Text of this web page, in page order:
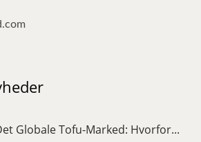
Globale Tofu-Marked: Hvorfor...